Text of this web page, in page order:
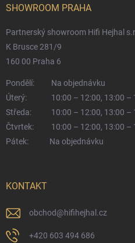
SHOWROOM PRAHA
Partnerský showroom Hifi Hejhal
K Brusce 281/9
160 00 Praha 6
Pondělí:
Na objednávku
Úterý:
10:00 – 12:00, 13:00 –
Středa:
10:00 – 12:00, 13:00 –
Čtvrtek:
10:00 – 12:00, 13:00 –
Pátek:
Na objednávku
KONTAKT
obchod@hifihejhal.cz
+420 603 494 686